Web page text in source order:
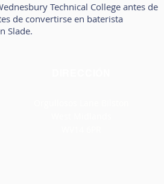
Technical College antes de
de convertirse en baterista
Slade.